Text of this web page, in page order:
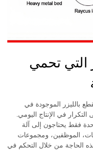
التي تحمي
بالليزر الموجودة في
في الإنتاج اليومي.
فقط يحتاجون إلى آلة
الموظفين، ومجموعات
الحاجة من خلال التحكم في